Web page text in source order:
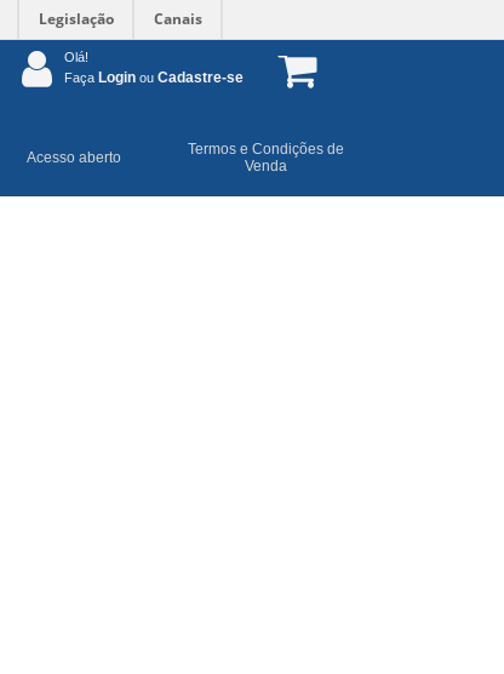
Legislação Canais
Olá!
Faça Login ou Cadastre-se
Acesso aberto
Termos e Condições de
Venda